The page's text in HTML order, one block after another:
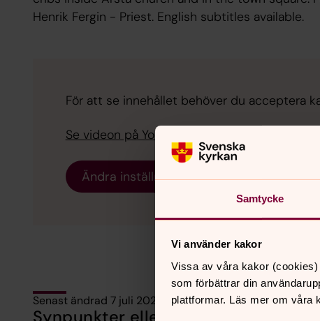
Samtycke
Vi använder kakor
Vissa av våra kakor
som förbättrar din
plattformar. Läs mer om våra
Henrik Fergin - Priest. English subtitles available.
För att se innehållet behöver du acceptera
Se videon på YouTube i stället.
Ändra inställningar
Senast ändrad 7 juli 2025
Synpunkter eller frågor på sidans